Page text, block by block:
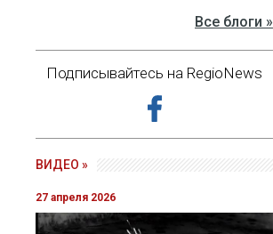
Все блоги »
Подписывайтесь на RegioNews
ВИДЕО »
27 апреля 2026